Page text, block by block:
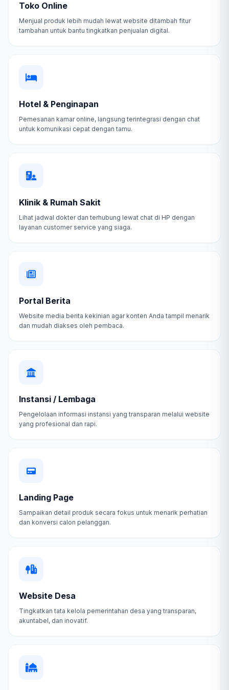
Toko Online
Menjual produk lebih mudah lewat website ditambah fitur
tambahan untuk bantu tingkatkan penjualan digital.
Hotel & Penginapan
Pemesanan kamar online, langsung terintegrasi dengan chat
untuk komunikasi cepat dengan tamu.
Klinik & Rumah Sakit
Lihat jadwal dokter dan terhubung lewat chat di HP dengan
layanan customer service yang siaga.
Portal Berita
Website media berita kekinian agar konten Anda tampil menarik
dan mudah diakses oleh pembaca.
Instansi / Lembaga
Pengelolaan informasi instansi yang transparan melalui website
yang profesional dan rapi.
Landing Page
Sampaikan detail produk secara fokus untuk menarik perhatian
dan konversi calon pelanggan.
Website Desa
Tingkatkan tata kelola pemerintahan desa yang transparan,
akuntabel, dan inovatif.